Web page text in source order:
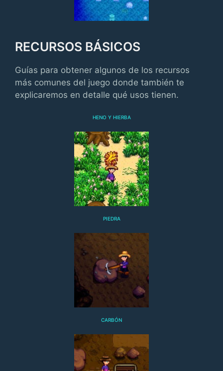
RECURSOS BÁSICOS
Guías para obtener algunos de los recursos
más comunes del juego donde también te
explicaremos en detalle qué usos tienen.
HENO Y HIERBA
PIEDRA
CARBÓN